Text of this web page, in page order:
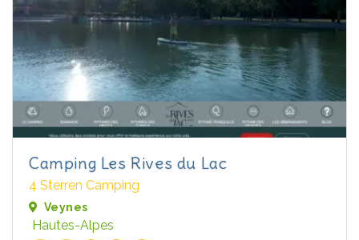
Camping Les Rives du Lac
4 Sterren Camping
Veynes
Hautes-Alpes